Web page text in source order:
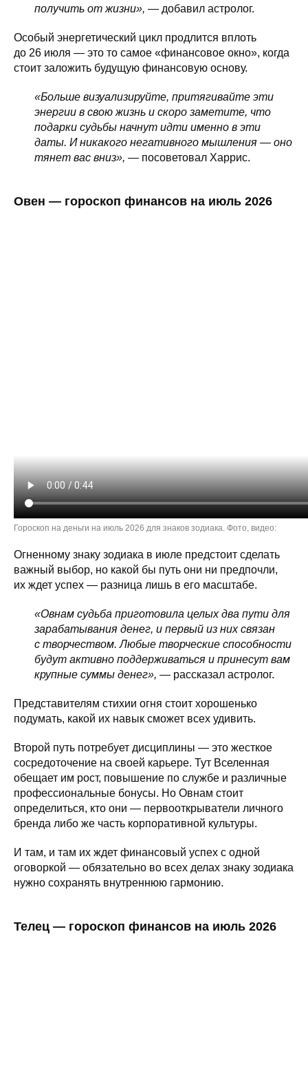
получить от жизни», — добавил астролог.
Особый энергетический цикл продлится вплоть
до 26 июля — это то самое «финансовое окно», когда
стоит заложить будущую финансовую основу.
«Больше визуализируйте, притягивайте эти
энергии в свою жизнь и скоро заметите, что
подарки судьбы начнут идти именно в эти
даты. И никакого негативного мышления — оно
тянет вас вниз», — посоветовал Харрис.
Овен — гороскоп финансов на июль 2026
Гороскоп на деньги на июль 2026 для знаков зодиака. Фото, видео:
Огненному знаку зодиака в июле предстоит сделать
важный выбор, но какой бы путь они ни предпочли,
их ждет успех — разница лишь в его масштабе.
«Овнам судьба приготовила целых два пути для
зарабатывания денег, и первый из них связан
с творчеством. Любые творческие способности
будут активно поддерживаться и принесут вам
крупные суммы денег», — рассказал астролог.
Представителям стихии огня стоит хорошенько
подумать, какой их навык сможет всех удивить.
Второй путь потребует дисциплины — это жесткое
сосредоточение на своей карьере. Тут Вселенная
обещает им рост, повышение по службе и различные
профессиональные бонусы. Но Овнам стоит
определиться, кто они — первооткрыватели личного
бренда либо же часть корпоративной культуры.
И там, и там их ждет финансовый успех с одной
оговоркой — обязательно во всех делах знаку зодиака
нужно сохранять внутреннюю гармонию.
Телец — гороскоп финансов на июль 2026